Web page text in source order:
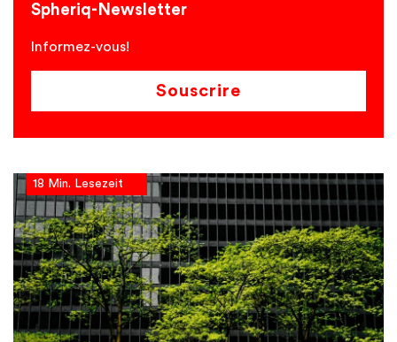
Spheriq-Newsletter
Informez-vous!
Souscrire
18 Min. Lesezeit